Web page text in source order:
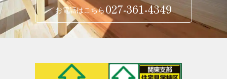
お電話はこちら 027-361-4349